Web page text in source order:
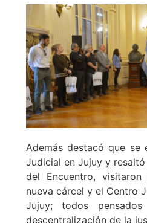
Además destacó que se
Judicial en Jujuy y
del Encuentro,
nueva cárcel y el Centro
Jujuy; todos
descentralización de la